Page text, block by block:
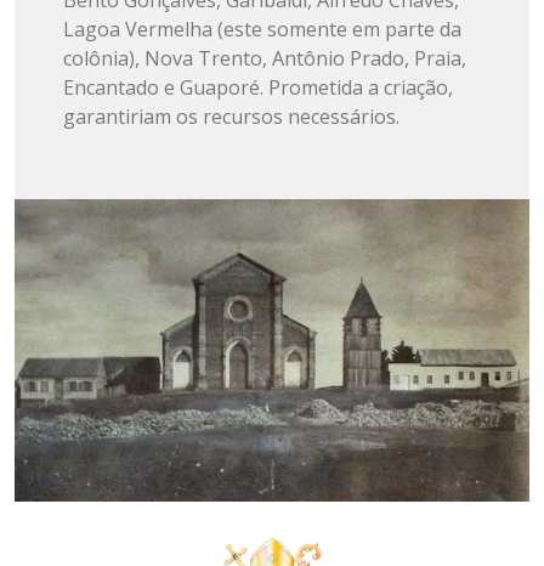
Lagoa Vermelha (este somente em parte da
colônia), Nova Trento, Antônio Prado, Praia,
Encantado e Guaporé. Prometida a criação,
garantiriam os recursos necessários.